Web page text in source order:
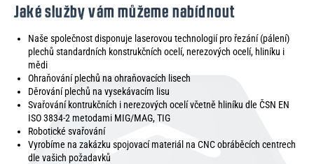
Jaké služby vám můžeme nabídnout
Naše společnost disponuje laserovou technologií pro řezání (pálení)
plechů standardních konstrukčních ocelí, nerezových ocelí, hliníku i
mědi
Ohraňování plechů na ohraňovacích lisech
Děrování plechů na vysekávacím lisu
Svařování kontrukčních i nerezových ocelí včetně hliníku dle ČSN EN
ISO 3834-2 metodami MIG/MAG, TIG
Robotické svařování
Vyrobíme na zakázku spojovací materiál na CNC obráběcích centrech
dle vašich požadavků